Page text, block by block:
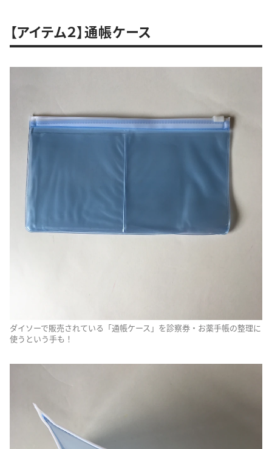
【アイテム２】通帳ケース
ダイソーで販売されている「通帳ケース」を診察券・お薬手帳の整理に
使うという手も！